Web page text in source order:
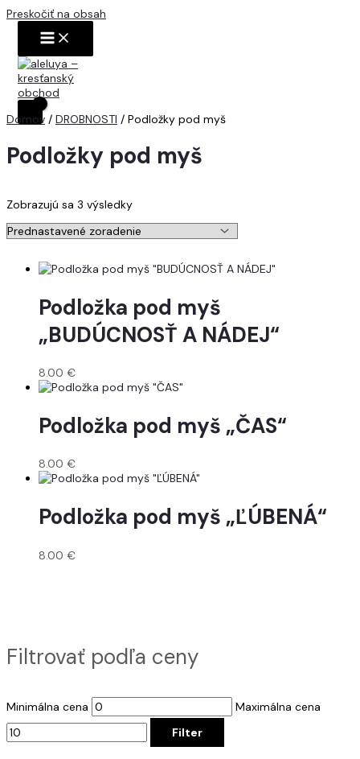
Preskočiť na obsah
Filtrovať podľa ceny
Minimálna cena
Maximálna cena
Filter
Domov / DROBNOSTI / Podložky pod myš
Podložky pod myš
Zobrazujú sa 3 výsledky
Podložka pod myš
„BUDÚCNOSŤ A NÁDEJ“
8.00 €
Podložka pod myš „ČAS“
8.00 €
Podložka pod myš „ĽÚBENÁ“
8.00 €